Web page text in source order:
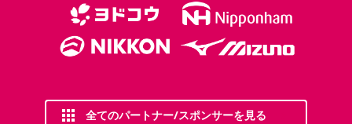
全てのパートナー/スポンサーを見る